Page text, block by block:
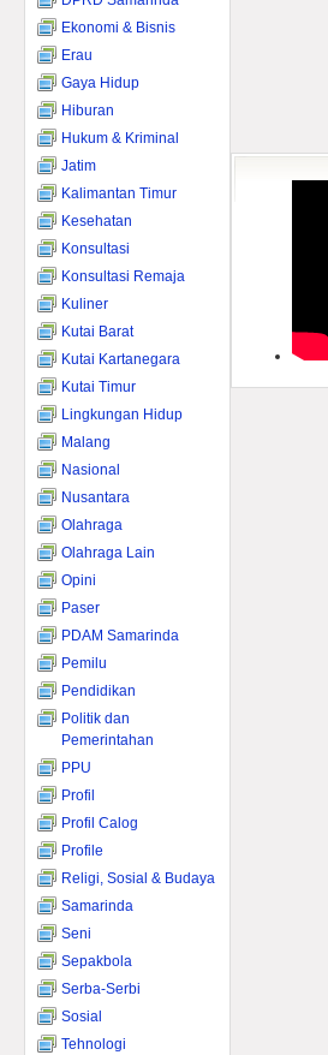
Ekonomi & Bisnis
Erau
Gaya Hidup
Hiburan
Hukum & Kriminal
Jatim
Kalimantan Timur
Kesehatan
Konsultasi
Konsultasi Remaja
Kuliner
Kutai Barat
Kutai Kartanegara
Kutai Timur
Lingkungan Hidup
Malang
Nasional
Nusantara
Olahraga
Olahraga Lain
Opini
Paser
PDAM Samarinda
Pemilu
Pendidikan
Politik dan
Pemerintahan
PPU
Profil
Profil Calog
Profile
Religi, Sosial & Budaya
Samarinda
Seni
Sepakbola
Serba-Serbi
Sosial
Tehnologi